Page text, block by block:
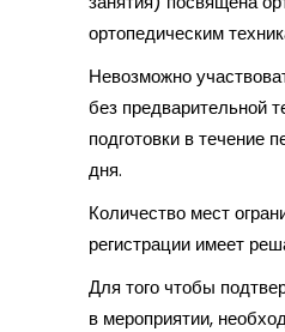
ортопедическим
Невозможно
без предварительной
подготовки в течение
дня.
Количество мест
регистрации имеет
Для того чтобы
в мероприятии,